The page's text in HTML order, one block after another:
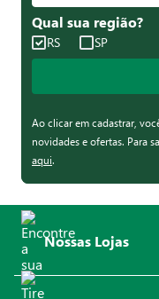
Qual sua região?
RS SP
Ao clicar em cadastrar,
novidades e ofertas. Para
aqui.
Nossas Lojas